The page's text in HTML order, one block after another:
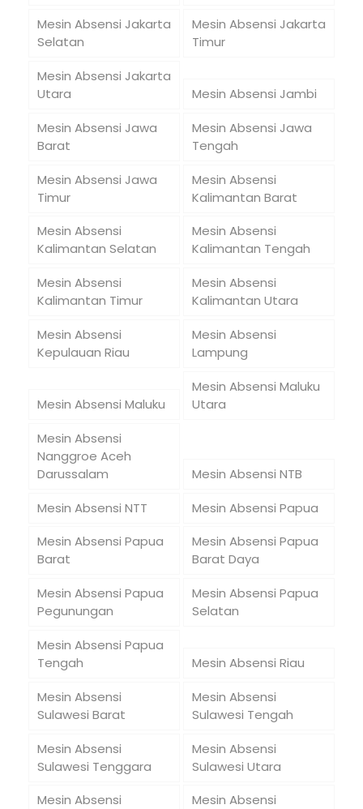
Mesin Absensi Jakarta
Selatan
Mesin Absensi Jakarta
Timur
Mesin Absensi Jakarta
Utara
Mesin Absensi Jambi
Mesin Absensi Jawa
Barat
Mesin Absensi Jawa
Tengah
Mesin Absensi Jawa
Timur
Mesin Absensi
Kalimantan Barat
Mesin Absensi
Kalimantan Selatan
Mesin Absensi
Kalimantan Tengah
Mesin Absensi
Kalimantan Timur
Mesin Absensi
Kalimantan Utara
Mesin Absensi
Kepulauan Riau
Mesin Absensi
Lampung
Mesin Absensi Maluku
Mesin Absensi Maluku
Utara
Mesin Absensi
Nanggroe Aceh
Darussalam
Mesin Absensi NTB
Mesin Absensi NTT
Mesin Absensi Papua
Mesin Absensi Papua
Barat
Mesin Absensi Papua
Barat Daya
Mesin Absensi Papua
Pegunungan
Mesin Absensi Papua
Selatan
Mesin Absensi Papua
Tengah
Mesin Absensi Riau
Mesin Absensi
Sulawesi Barat
Mesin Absensi
Sulawesi Tengah
Mesin Absensi
Sulawesi Tenggara
Mesin Absensi
Sulawesi Utara
Mesin Absensi
Mesin Absensi